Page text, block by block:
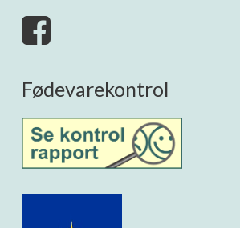
Fødevarekontrol